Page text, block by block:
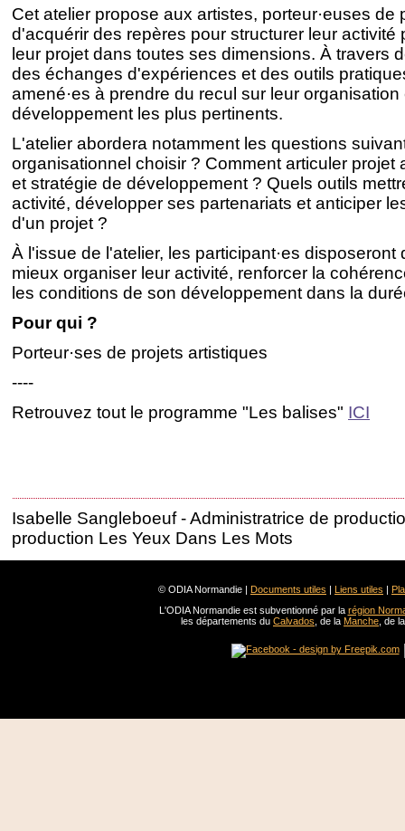
Cet atelier propose aux artistes, porteur·euses
d'acquérir des repères pour structurer leur
leur projet dans toutes ses dimensions. À travers
des échanges d'expériences et des outils
amené·es à prendre du recul sur leur
développement les plus pertinents.
L'atelier abordera notamment les questions
organisationnel choisir ? Comment articuler projet
et stratégie de développement ? Quels outils
activité, développer ses partenariats et anticiper
d'un projet ?
À l'issue de l'atelier, les participant·es
mieux organiser leur activité, renforcer la
les conditions de son développement dans la
Pour qui ?
Porteur·ses de projets artistiques
----
Retrouvez tout le programme "Les balises" ICI
Isabelle Sangleboeuf - Administratrice de
production Les Yeux Dans Les Mots
© ODIA Normandie | Documents utiles | Liens utiles |
L'ODIA Normandie est subventionné par la région
les départements du Calvados , de la Manche , de